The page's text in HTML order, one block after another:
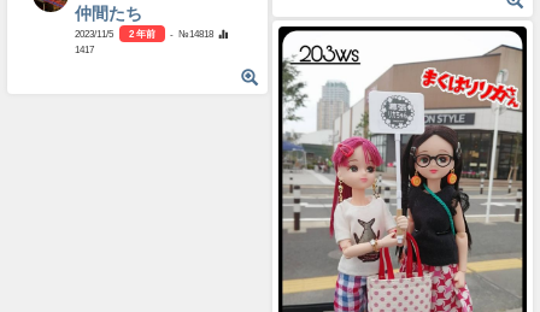
仲間たち
2023/11/5 2 年前
- №14818
1417